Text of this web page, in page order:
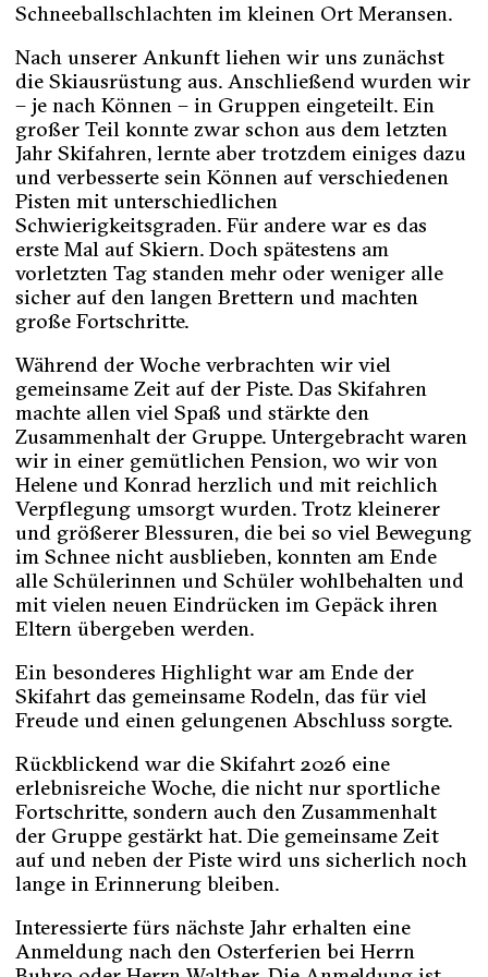
Schneeballschlachten im kleinen Ort Meransen.
Nach unserer Ankunft liehen wir uns zunächst
die Skiausrüstung aus. Anschließend wurden wir
– je nach Können – in Gruppen eingeteilt. Ein
großer Teil konnte zwar schon aus dem letzten
Jahr Skifahren, lernte aber trotzdem einiges dazu
und verbesserte sein Können auf verschiedenen
Pisten mit unterschiedlichen
Schwierigkeitsgraden. Für andere war es das
erste Mal auf Skiern. Doch spätestens am
vorletzten Tag standen mehr oder weniger alle
sicher auf den langen Brettern und machten
große Fortschritte.
Während der Woche verbrachten wir viel
gemeinsame Zeit auf der Piste. Das Skifahren
machte allen viel Spaß und stärkte den
Zusammenhalt der Gruppe. Untergebracht waren
wir in einer gemütlichen Pension, wo wir von
Helene und Konrad herzlich und mit reichlich
Verpflegung umsorgt wurden. Trotz kleinerer
und größerer Blessuren, die bei so viel Bewegung
im Schnee nicht ausblieben, konnten am Ende
alle Schülerinnen und Schüler wohlbehalten und
mit vielen neuen Eindrücken im Gepäck ihren
Eltern übergeben werden.
Ein besonderes Highlight war am Ende der
Skifahrt das gemeinsame Rodeln, das für viel
Freude und einen gelungenen Abschluss sorgte.
Rückblickend war die Skifahrt 2026 eine
erlebnisreiche Woche, die nicht nur sportliche
Fortschritte, sondern auch den Zusammenhalt
der Gruppe gestärkt hat. Die gemeinsame Zeit
auf und neben der Piste wird uns sicherlich noch
lange in Erinnerung bleiben.
Interessierte fürs nächste Jahr erhalten eine
Anmeldung nach den Osterferien bei Herrn